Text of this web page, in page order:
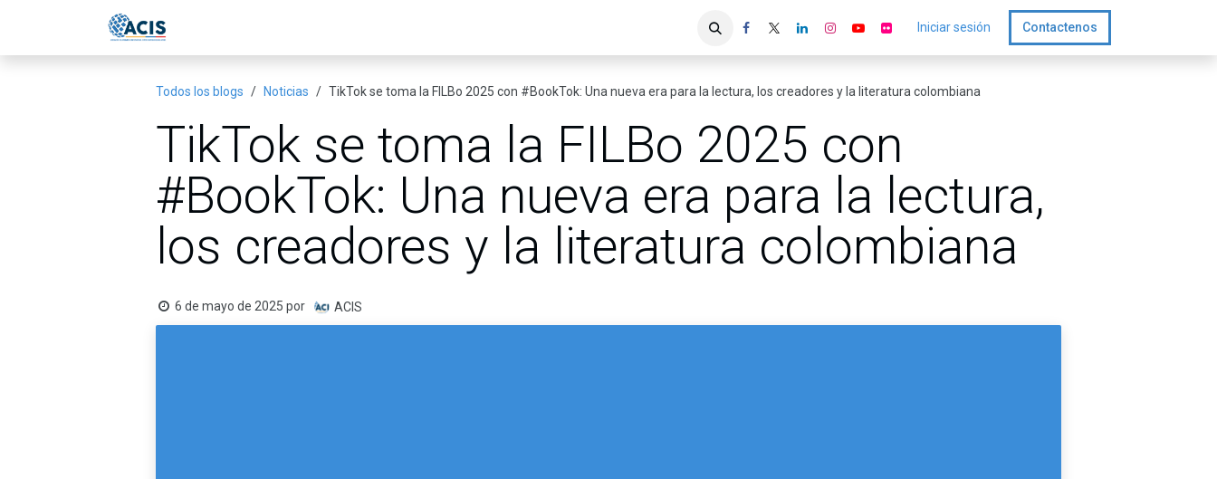
Iniciar sesión Contactenos
Todos los blogs Noticias TikTok se toma la FILBo 2025 con #BookTok: Una nueva era para la lectura, los creadores y la literatura colombiana
TikTok se toma la FILBo 2025 con
#BookTok: Una nueva era para la lectura,
los creadores y la literatura colombiana
6 de mayo de 2025 por ACIS